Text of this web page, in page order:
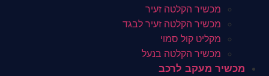
מכשיר הקלטה זעיר
מכשיר הקלטה זעיר לבגד
מקליט קול סמוי
מכשיר הקלטה בנעל
מכשיר מעקב לרכב